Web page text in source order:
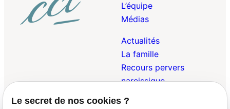
L’équipe
Médias
Actualités
La famille
Recours pervers
narcissique
Droit Pénal de la
Le secret de nos cookies ?